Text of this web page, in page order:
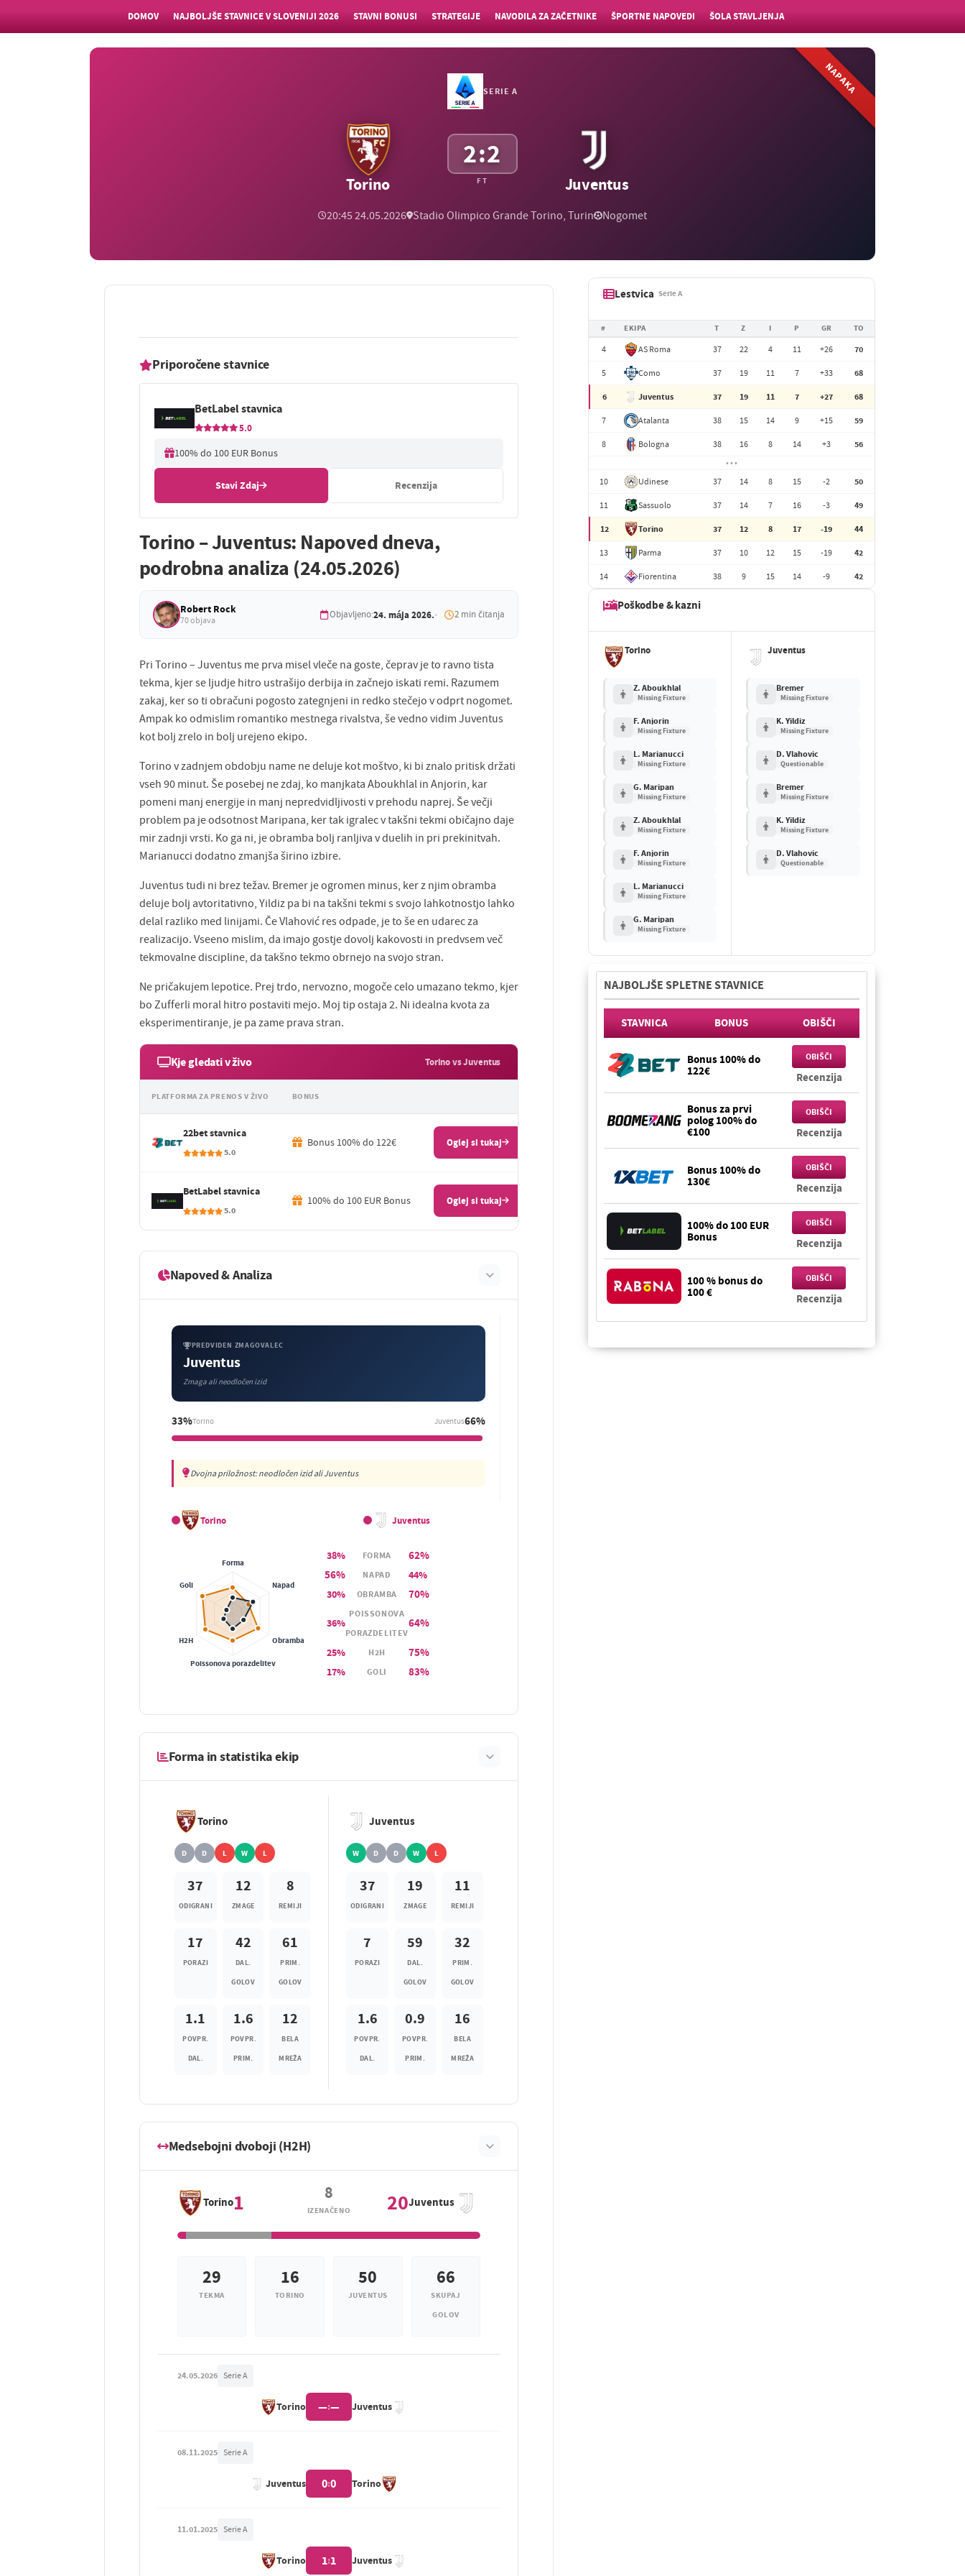
DOMOV NAJBOLJŠE STAVNICE V SLOVENIJI 2026 STAVNI BONUSI STRATEGIJE NAVODILA ZA ZAČETNIKE ŠPORTNE NAPOVEDI ŠOLA STAVLJENJA
SERIE A
Torino
2:2
FT Juventus
20:45 24.05.2026 Stadio Olimpico Grande Torino, Turin Nogomet
NAPAKA
Priporočene stavnice
BetLabel stavnica
5.0
100% do 100 EUR Bonus
Stavi Zdaj Recenzija
Torino – Juventus: Napoved dneva,
podrobna analiza (24.05.2026)
Robert Rock
70 objava
Objavljeno:24. mája 2026. 2 min čitanja
Pri Torino – Juventus me prva misel vleče na goste, čeprav je to ravno tista
tekma, kjer se ljudje hitro ustrašijo derbija in začnejo iskati remi. Razumem
zakaj, ker so ti obračuni pogosto zategnjeni in redko stečejo v odprt nogomet.
Ampak ko odmislim romantiko mestnega rivalstva, še vedno vidim Juventus
kot bolj zrelo in bolj urejeno ekipo.
Torino v zadnjem obdobju name ne deluje kot moštvo, ki bi znalo pritisk držati
vseh 90 minut. Še posebej ne zdaj, ko manjkata Aboukhlal in Anjorin, kar
pomeni manj energije in manj nepredvidljivosti v prehodu naprej. Še večji
problem pa je odsotnost Maripana, ker tak igralec v takšni tekmi običajno daje
mir zadnji vrsti. Ko ga ni, je obramba bolj ranljiva v duelih in pri prekinitvah.
Marianucci dodatno zmanjša širino izbire.
Juventus tudi ni brez težav. Bremer je ogromen minus, ker z njim obramba
deluje bolj avtoritativno, Yildiz pa bi na takšni tekmi s svojo lahkotnostjo lahko
delal razliko med linijami. Če Vlahović res odpade, je to še en udarec za
realizacijo. Vseeno mislim, da imajo gostje dovolj kakovosti in predvsem več
tekmovalne discipline, da takšno tekmo obrnejo na svojo stran.
Ne pričakujem lepotice. Prej trdo, nervozno, mogoče celo umazano tekmo, kjer
bo Zufferli moral hitro postaviti mejo. Moj tip ostaja 2. Ni idealna kvota za
eksperimentiranje, je pa zame prava stran.
Kje gledati v živo Torino vs Juventus
PLATFORMA ZA PRENOS V ŽIVO BONUS
22bet stavnica
5.0
Bonus 100% do 122€ Oglej si tukaj
BetLabel stavnica
5.0
100% do 100 EUR Bonus Oglej si tukaj
Napoved & Analiza
PREDVIDEN ZMAGOVALEC
Juventus
Zmaga ali neodločen izid
33%Torino Juventus66%
Dvojna priložnost: neodločen izid ali Juventus
Torino Juventus
38% FORMA
62%
56%
NAPAD
44%
30%
OBRAMBA 70%
36%
POISSONOVA
PORAZDELITEV
64%
25% H2H 75%
17% GOLI 83%
Forma in statistika ekip
Torino
D D L W L
37
ODIGRANI
12
ZMAGE
8
REMIJI
17
PORAZI
42
DAL.
GOLOV
61
PRIM.
GOLOV
1.1
POVPR.
DAL.
1.6
POVPR.
PRIM.
12
BELA
MREŽA
Juventus
W D D W L
37
ODIGRANI
19
ZMAGE
11
REMIJI
7
PORAZI
59
DAL.
GOLOV
32
PRIM.
GOLOV
1.6
POVPR.
DAL.
0.9
POVPR.
PRIM.
16
BELA
MREŽA
Medsebojni dvoboji (H2H)
Torino1 8
IZENAČENO 20Juventus
29
TEKMA
16
TORINO
50
JUVENTUS
66
SKUPAJ
GOLOV
24.05.2026 Serie A
Torino —:— Juventus
08.11.2025 Serie A
Juventus 0:0 Torino
11.01.2025 Serie A
Torino 1:1 Juventus
Lestvica Serie A
# EKIPA T Z I P GR TO
4 AS Roma 37 22 4 11 +26 70
5 Como 37 19 11 7 +33 68
6 Juventus 37 19 11 7 +27 68
7 Atalanta 38 15 14 9 +15 59
8 Bologna 38 16 8 14 +3 56
• • •
10 Udinese 37 14 8 15 -2 50
11 Sassuolo 37 14 7 16 -3 49
12 Torino 37 12 8 17 -19 44
13 Parma 37 10 12 15 -19 42
14 Fiorentina 38 9 15 14 -9 42
Poškodbe & kazni
Torino
Z. Aboukhlal
Missing Fixture
F. Anjorin
Missing Fixture
L. Marianucci
Missing Fixture
G. Maripan
Missing Fixture
Z. Aboukhlal
Missing Fixture
F. Anjorin
Missing Fixture
L. Marianucci
Missing Fixture
G. Maripan
Missing Fixture
Juventus
Bremer
Missing Fixture
K. Yildiz
Missing Fixture
D. Vlahovic
Questionable
Bremer
Missing Fixture
K. Yildiz
Missing Fixture
D. Vlahovic
Questionable
NAJBOLJŠE SPLETNE STAVNICE
STAVNICA BONUS OBIŠČI
Bonus 100% do
122€
OBIŠČI
Recenzija
Bonus za prvi
polog 100% do
€100
OBIŠČI
Recenzija
Bonus 100% do
130€
OBIŠČI
Recenzija
100% do 100 EUR
Bonus
OBIŠČI
Recenzija
100 % bonus do
100 €
OBIŠČI
Recenzija